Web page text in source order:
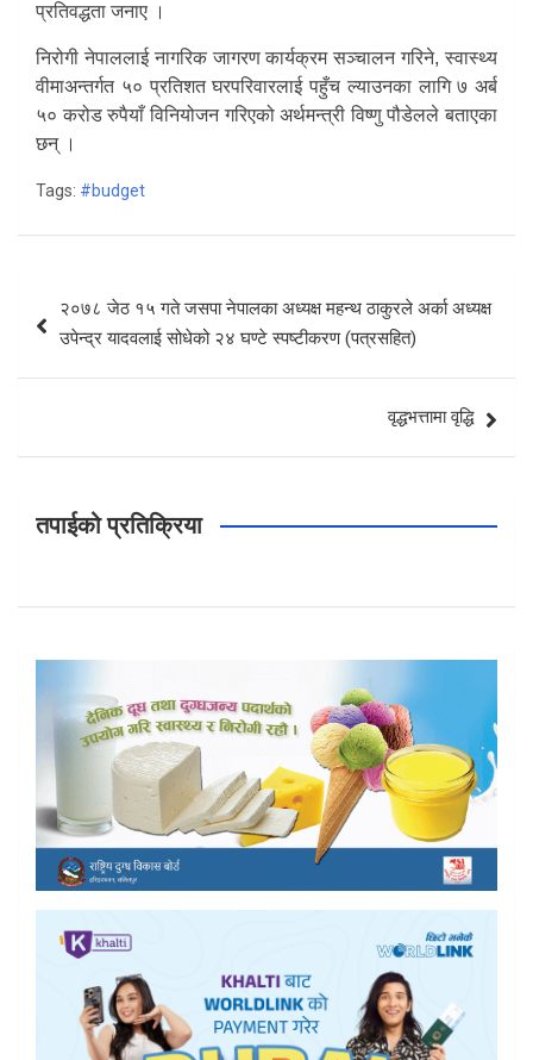
प्रतिवद्धता जनाए ।
निरोगी नेपाललाई नागरिक जागरण कार्यक्रम सञ्चालन गरिने, स्वास्थ्य
वीमाअन्तर्गत ५० प्रतिशत घरपरिवारलाई पहुँच ल्याउनका लागि ७ अर्ब
५० करोड रुपैयाँ विनियोजन गरिएको अर्थमन्त्री विष्णु पौडेलले बताएका
छन् ।
Tags: #budget
navigation
२०७८ जेठ १५ गते जसपा नेपालका अध्यक्ष महन्थ ठाकुरले अर्का अध्यक्ष
उपेन्द्र यादवलाई सोधेको २४ घण्टे स्पष्टीकरण (पत्रसहित)
वृद्धभत्तामा वृद्धि
तपाईको प्रतिक्रिया